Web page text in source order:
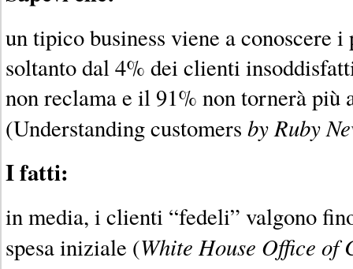
un tipico business viene a conoscere
soltanto dal 4% dei clienti
non reclama e il 91% non tornerà più
(Understanding customers by Ruby
I fatti:
in media, i clienti “fedeli” valgono
spesa iniziale (White House Office of